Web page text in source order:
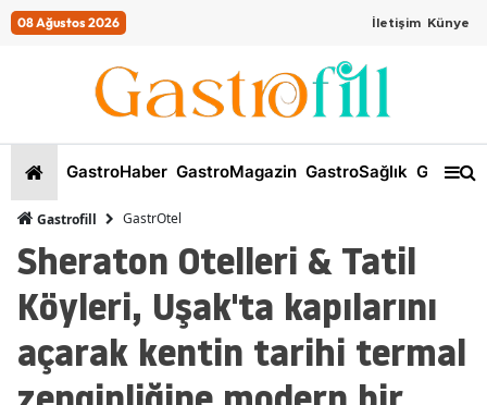
08 Ağustos 2026 İletişim Künye
GastroHaber GastroMagazin GastroSağlık
Gastrofill GastrOtel
Sheraton Otelleri & Tatil
Köyleri, Uşak'ta kapılarını
açarak kentin tarihi termal